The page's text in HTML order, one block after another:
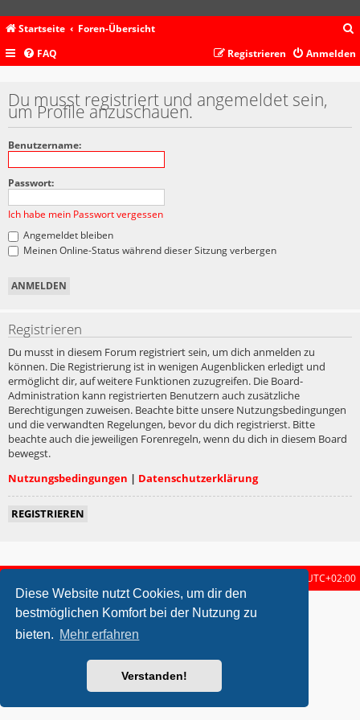
Diese Website nutzt Cookies, um dir den
bestmöglichen Komfort bei der Nutzung zu
bieten. Mehr erfahren
Verstanden!
Startseite Foren-Übersicht
c
FAQ Anmelden
Registrieren
Du musst registriert und angemeldet sein,
um Profile anzuschauen.
Benutzername:
Passwort:
Ich habe mein Passwort vergessen
Angemeldet bleiben
Meinen Online-Status während dieser Sitzung verbergen
Registrieren
Du musst in diesem Forum registriert sein, um dich anmelden zu
können. Die Registrierung ist in wenigen Augenblicken erledigt und
ermöglicht dir, auf weitere Funktionen zuzugreifen. Die Board-
Administration kann registrierten Benutzern auch zusätzliche
Berechtigungen zuweisen. Beachte bitte unsere Nutzungsbedingungen
und die verwandten Regelungen, bevor du dich registrierst. Bitte
beachte auch die jeweiligen Forenregeln, wenn du dich in diesem Board
bewegst.
Nutzungsbedingungen | Datenschutzerklärung
REGISTRIEREN
UTC+02:00
metrolike style by Eric Seguin Updated for phpBB3.2 by
Powered byphpBB ® Forum Software © phpBB Limited
Deutsche Übersetzung durch